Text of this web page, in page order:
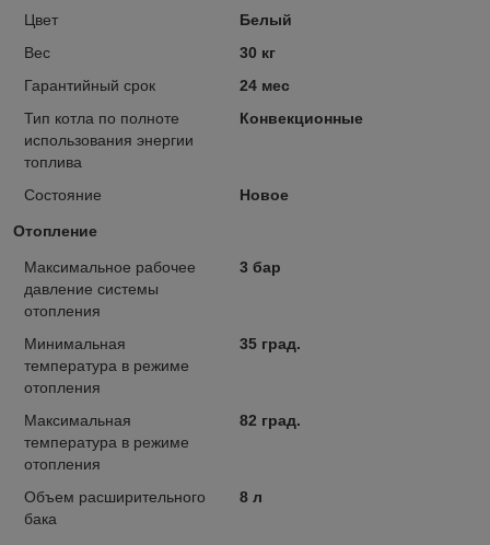
Цвет
Белый
Вес
30 кг
Гарантийный срок
24 мес
Тип котла по полноте
использования энергии
топлива
Конвекционные
Состояние Новое
Отопление
Максимальное рабочее
давление системы
отопления
3 бар
Минимальная
температура в режиме
отопления
35 град.
Максимальная
температура в режиме
отопления
82 град.
Объем расширительного
бака
8 л